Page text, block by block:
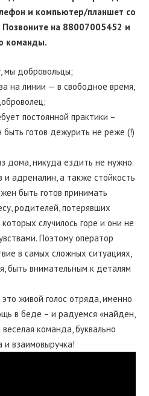
и компьютер/планшет со
на 88007005452 и
команды.
мы добровольцы;
на линии — в свободное время,
постоянной практики –
готов дежурить не реже (!)
дома, никуда ездить не нужно.
адреналин, а также стойкость
быть готов принимать
родителей, потерявших
случилось горе и они не
Поэтому оператор
в самых сложных ситуациях,
быть внимательным к деталям
живой голос отряда, именно
в беде – и радуемся «найден,
команда, буквально
и взаимовыручка!